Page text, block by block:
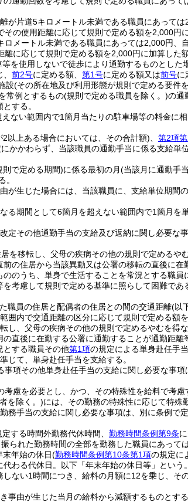
片道5キロメートル未満である職員にあって
の使用距離に応じて規則で定める額を2,000円
メートル未満である職員にあっては2,000円、
に応じて規則で定める額を2,000円に加算した
使用しないで徒歩により通勤するものとした
前2号に定める額、 第1号に定める額又は前号に
設(その所在地及び利用形態が規則で定める要件
常例とするもの(規則で定める職員を除く。)の通
する。
い範囲内で1箇月当たりの駐車場等の料金に
2以上ある場合においては、その合計額) 第2項
かかわらず、当該職員の通勤手当に係る支給単
で定める期間)に係る最初の月(当該月に通勤手
。
が生じた場合には、当該職員に、支給単位期間
る期間として6箇月を超えない範囲内で1箇月を
その他通勤手当の支給及び返納に関し必要な
を移転し、父母の疾病その他の規則で定めるや
の住居から当該異動又は公署の移転の直後に
のうち、単身で生活することを常況とする職員
考慮して規則で定める基準に照らして困難で
職員の住居と配偶者の住居との間の交通距離(以
囲内で交通距離の区分に応じて規則で定める額
し、父母の疾病その他の規則で定めるやむを得
直後に在勤する公署に通勤することが通勤距
とする職員その他第1項の規定による単身赴任手
じて、単身赴任手当を支給する。
項その他単身赴任手当の支給に関し必要な事項
慮を必要とし、かつ、その特殊性を給料で考
を除く。)には、その勤務の特殊性に応じて特殊
手当の支給に関し必要な事項は、別に条例で定
定する時間外勤務代休時間、 勤務時間条例第9条
られた勤務時間の全部を勤務した職員にあって
末年始の休日(勤務時間条例第10条第1項の規定に
わる代休日。以下「年末年始の休日等」という
ない1時間につき、給料の月額に12を乗じ、そ
由が生じた当月の給料から減額するものとする